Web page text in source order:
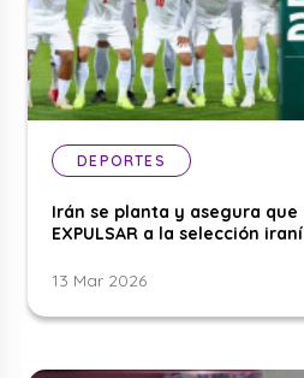
DEPORTES
Irán se planta y asegura que
EXPULSAR a la selección
13 Mar 2026